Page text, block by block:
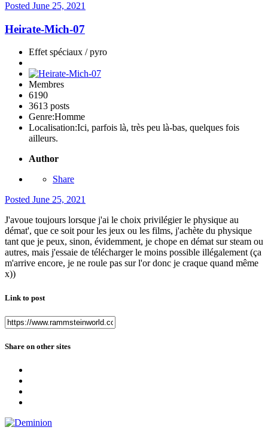
Posted June 25, 2021
Heirate-Mich-07
Effet spéciaux / pyro
Membres
6190
3613 posts
Genre:Homme
Localisation:Ici, parfois là, très peu là-bas, quelques fois
ailleurs.
Author
Share
Posted June 25, 2021
J'avoue toujours lorsque j'ai le choix privilégier le physique au
démat', que ce soit pour les jeux ou les films, j'achète du physique
tant que je peux, sinon, évidemment, je chope en démat sur steam ou
autres, mais j'essaie de télécharger le moins possible illégalement (ça
m'arrive encore, je ne roule pas sur l'or donc je craque quand même
x))
Link to post
Share on other sites